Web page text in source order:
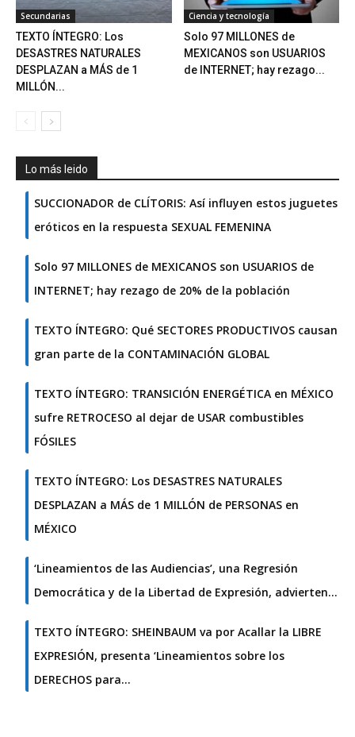
Secundarias
TEXTO ÍNTEGRO: Los
DESASTRES NATURALES
DESPLAZAN a MÁS de 1
MILLÓN...
Ciencia y tecnología
Solo 97 MILLONES de
MEXICANOS son USUARIOS
de INTERNET; hay rezago...
Lo más leido
SUCCIONADOR de CLÍTORIS: Así influyen estos juguetes
eróticos en la respuesta SEXUAL FEMENINA
Solo 97 MILLONES de MEXICANOS son USUARIOS de
INTERNET; hay rezago de 20% de la población
TEXTO ÍNTEGRO: Qué SECTORES PRODUCTIVOS causan
gran parte de la CONTAMINACIÓN GLOBAL
TEXTO ÍNTEGRO: TRANSICIÓN ENERGÉTICA en MÉXICO
sufre RETROCESO al dejar de USAR combustibles
FÓSILES
TEXTO ÍNTEGRO: Los DESASTRES NATURALES
DESPLAZAN a MÁS de 1 MILLÓN de PERSONAS en
MÉXICO
‘Lineamientos de las Audiencias’, una Regresión
Democrática y de la Libertad de Expresión, advierten…
TEXTO ÍNTEGRO: SHEINBAUM va por Acallar la LIBRE
EXPRESIÓN, presenta ‘Lineamientos sobre los
DERECHOS para…